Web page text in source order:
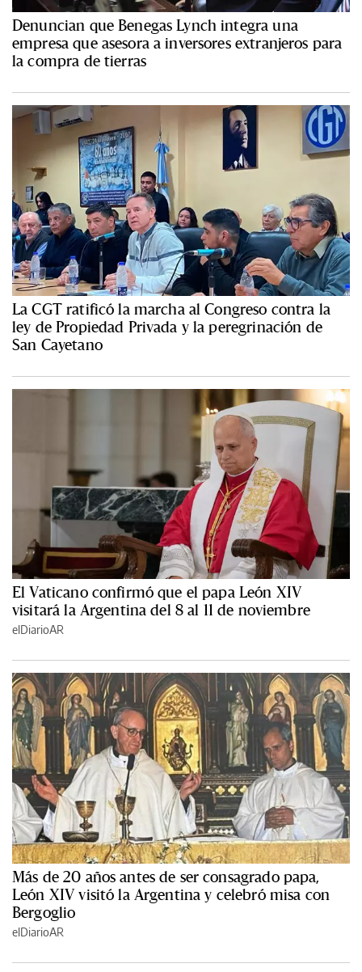
Denuncian que Benegas Lynch integra una
empresa que asesora a inversores extranjeros para
la compra de tierras
La CGT ratificó la marcha al Congreso contra la
ley de Propiedad Privada y la peregrinación de
San Cayetano
El Vaticano confirmó que el papa León XIV
visitará la Argentina del 8 al 11 de noviembre
elDiarioAR
Más de 20 años antes de ser consagrado papa,
León XIV visitó la Argentina y celebró misa con
Bergoglio
elDiarioAR